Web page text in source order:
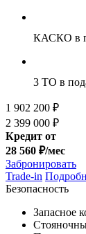
КАСКО в
3 ТО в
1 902 200 ₽
2 399 000 ₽
Кредит от
28 560 ₽/мес
Забронировать
Trade-in
Безопасность
Запасное